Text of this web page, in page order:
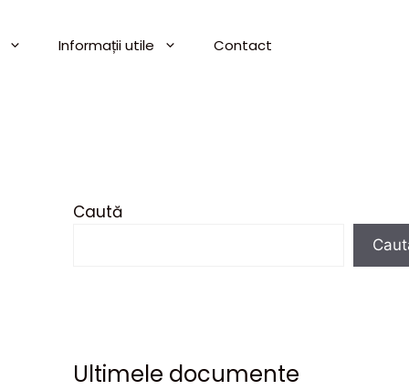
Informații utile Contact
Caută
Ultimele documente